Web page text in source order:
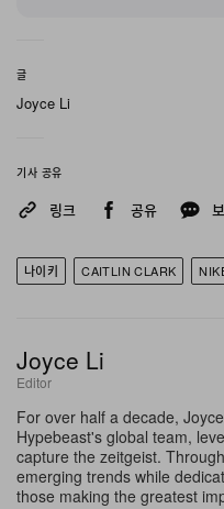
들을 위한 폭발적인 반응
어 있다.
Nike Caitlin 1은 10월 1
가로 정식 발매되며 Nike
글
Joyce Li
기사 공유
링크 공유
나이키 CAITLIN CLARK
Joyce Li
Editor
For over half a decade,
Hypebeast's global team,
capture the zeitgeist.
emerging trends while
those making the greatest